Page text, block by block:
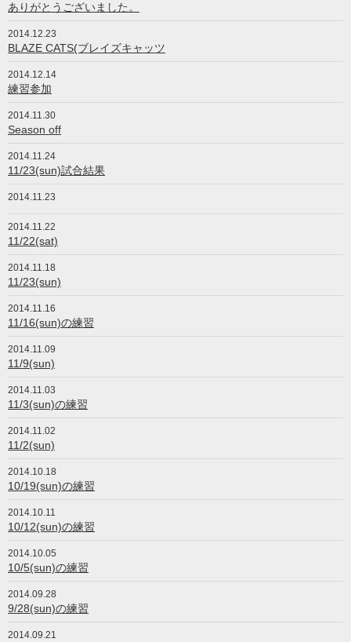
ありがとうございました。
2014.12.23
BLAZE CATS(ブレイズキャッツ
2014.12.14
練習参加
2014.11.30
Season off
2014.11.24
11/23(sun)試合結果
2014.11.23
2014.11.22
11/22(sat)
2014.11.18
11/23(sun)
2014.11.16
11/16(sun)の練習
2014.11.09
11/9(sun)
2014.11.03
11/3(sun)の練習
2014.11.02
11/2(sun)
2014.10.18
10/19(sun)の練習
2014.10.11
10/12(sun)の練習
2014.10.05
10/5(sun)の練習
2014.09.28
9/28(sun)の練習
2014.09.21